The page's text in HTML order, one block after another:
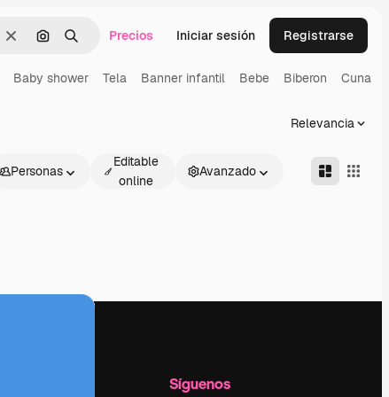
BorrarBuscar por imagen
BuscarPrecios Iniciar sesión Registrarse
Baby shower Tela Banner infantil Bebe Biberon Cuna
Relevancia
Personas
Editable
online
Avanzado
Síguenos